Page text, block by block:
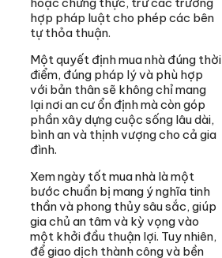
hợp pháp luật cho phép các bên
tự thỏa thuận.
Một quyết định mua nhà đúng thời
điểm, đúng pháp lý và phù hợp
với bản thân sẽ không chỉ mang
lại nơi an cư ổn định mà còn góp
phần xây dựng cuộc sống lâu dài,
bình an và thịnh vượng cho cả gia
đình.
Xem ngày tốt mua nhà là một
bước chuẩn bị mang ý nghĩa tinh
thần và phong thủy sâu sắc, giúp
gia chủ an tâm và kỳ vọng vào
một khởi đầu thuận lợi. Tuy nhiên,
để giao dịch thành công và bền